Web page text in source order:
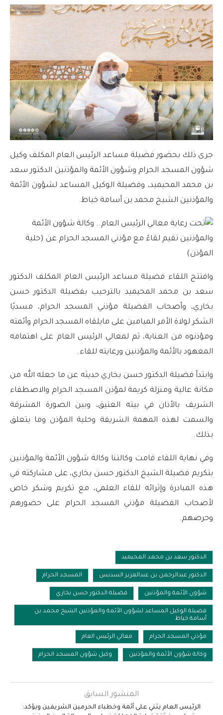
جرى ذلك بحضور فضيلة مساعد الرئيس العام المكلف وكيل
شؤون المسجد الحرام وشؤون الأئمة والمؤذنين الدكتور سعد
بن محمد المحيميد، وفضيلة الوكيل المساعد لشؤون الأئمة
والمؤذنين الشيخ محمد بن أسامة خياط.
وافتتح اللقاء فضيلة مساعد الرئيس العام المكلف الدكتور
سعد بن محمد المحيميد بالترحيب بفضيلة الدكتور حسن
بخاري، وأصحاب الفضيلة مؤذني المسجد الحرام، مسديًا
الشكر لولاة الأمر الميامين على مايلقاه المسجد الحرام وأئمته
ومؤذنوه من العناية، ثم لمعالي الرئيس العام على اهتمامه
المعهود بالأئمة والمؤذنين ورعايته للقاء.
وابتدأ فضيلة الدكتور حسن بخاري حديثه عن ما جعله الله من
مكانة عالية ومنزلة كريمة لمؤذن المسجد الحرام والاصطفاء
الشريف بالأذان في بيته العتيق، وبين الصورة المشرقة
والسمت لهذه المهمة الشريفة وحلية المؤذن وما يتعلق
بذلك.
وفي نهاية اللقاء قامت وكالتنا وكالة شؤون الأئمة والمؤذنين
بتكريم فضيلة الشيخ الدكتور حسن بخاري، على مشاركته في
هذه المبادرة وإثرائه للقاء العلمي، مع تكريم وشكر خاص
لأصحاب الفضيلة مؤذني المسجد الحرام على حضورهم
وحرصهم.
الدكتور سعد بن محمد المحيميد
الدكتور عبدالرحمن بن عبدالعزيز السديس المسجد الحرام
شؤون الأئمة والمؤذنين فضيلة الدكتور حسن بخاري
فضيلة الوكيل المساعد لشؤون الأئمة والمؤذنين الشيخ محمد بن
أسامة خياط
مؤذني المسجد الحرام معالي الرئيس العام
وكالة شؤون الأئمة والمؤذنين وكيل شؤون المسجد الحرام
المنشور السابق
الرئيس العام يثني على أئمة وخطباء الحرمين الشريفين ويؤكد: